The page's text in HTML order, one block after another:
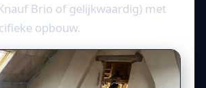
Brio of gelijkwaardig) met
opbouw.